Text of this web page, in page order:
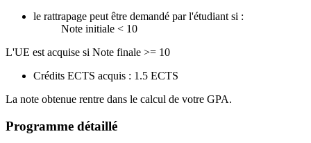
le rattrapage peut être demandé par l'étudiant si :
Note initiale < 10
L'UE est acquise si Note finale >= 10
Crédits ECTS acquis : 1.5 ECTS
La note obtenue rentre dans le calcul de votre GPA.
Programme détaillé